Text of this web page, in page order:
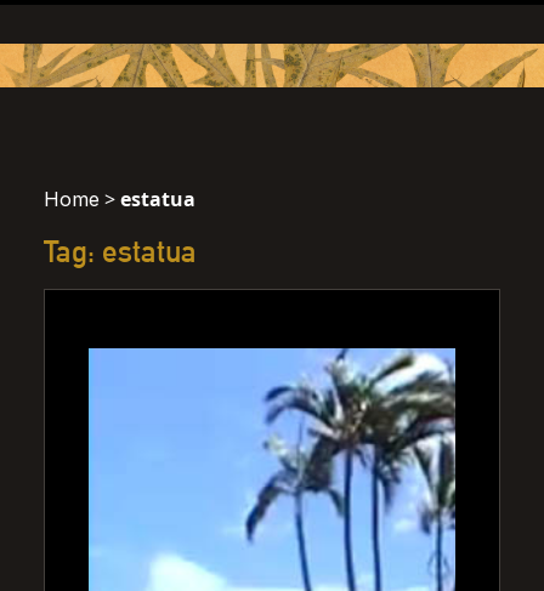
Home >estatua
Tag: estatua